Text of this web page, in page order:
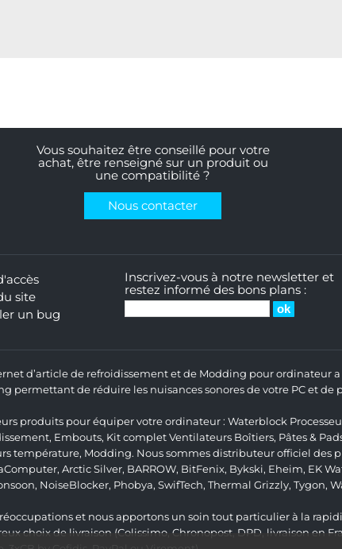
Vous souhaitez être conseillé pour votre
achat, être renseigné sur un produit ou
une compatibilité ?
Nous contacter
site
un bug
Inscrivez-vous à notre newsletter et
restez informé des bons plans :
d’article de refroidissement et de Modding pour ordinateur
permettant de réduire les nuisances sonores de votre PC et de
produits pour équiper votre ordinateur : Waterblock
, Embouts, Kit complet Ventilateurs Boîtiers, Pâtes &
température, Modding. Nous sommes distributeur officiel des
, Arctic Silver, BARROW, BitFenix, Bykski, Eheim, EK
, NoiseBlocker, Phobya, SwifTech, Thermal Grizzly, Tygon,
et nous apportons un soin tout particulier à la
choix de livraison (Colissimo, Chronopost, DPD, livraison en